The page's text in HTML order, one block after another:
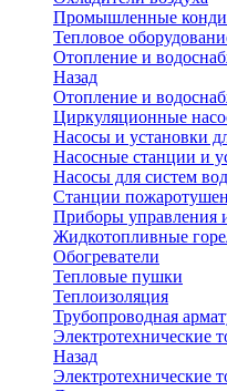
Промышленные
Тепловое
Отопление и
Назад
Отопление и
Циркуляционные
Насосы и установки
Насосные станции и
Насосы для систем
Станции
Приборы управления
Жидкотопливные
Обогреватели
Тепловые пушки
Теплоизоляция
Трубопроводная
Электротехнические
Назад
Электротехнические